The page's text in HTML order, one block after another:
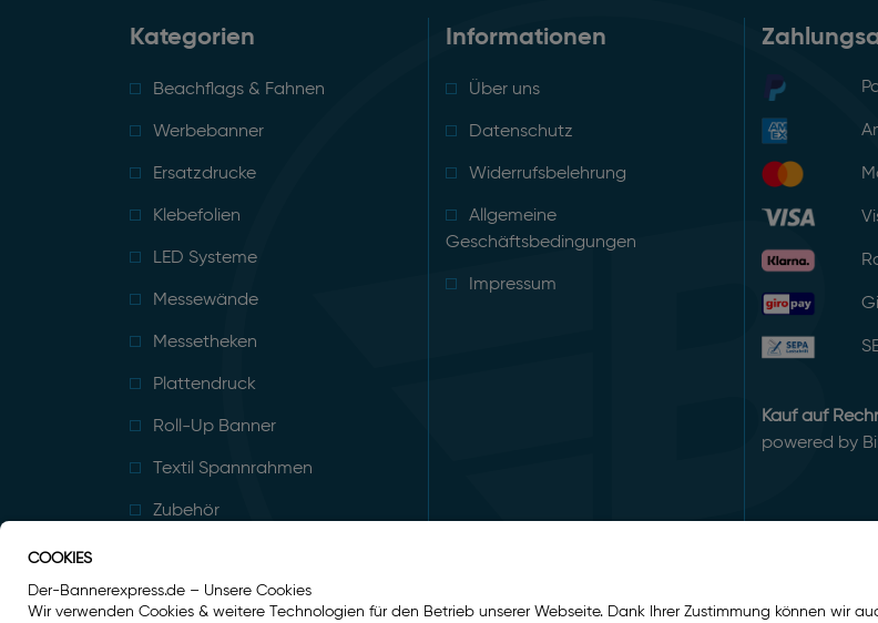
Kategorien
Beachflags & Fahnen
Werbebanner
Ersatzdrucke
Klebefolien
LED Systeme
Messewände
Messetheken
Plattendruck
Roll-Up Banner
Textil Spannrahmen
Zubehör
Informationen
Über uns
Datenschutz
Widerrufsbelehrung
Allgemeine
Geschäftsbedingungen
Impressum
Kauf auf
powered by
COOKIES
Der-Bannerexpress.de – Unsere Cookies
Wir verwenden Cookies & weitere Technologien für den Betrieb unserer Webseite. Dank Ihrer Zustimmung können wir